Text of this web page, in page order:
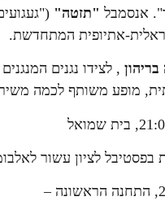
אנסמבל "תזטה"
אתיופית המתחדשת.
, לצידו נגנים
מופע משותף לכמה
לציון עשור